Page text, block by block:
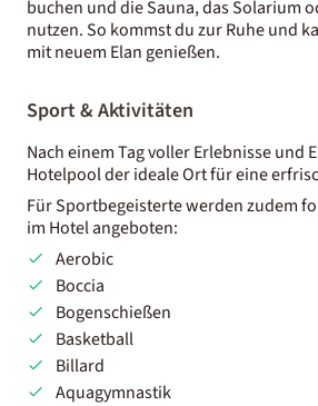
buchen und die Sauna, das Solarium
nutzen. So kommst du zur Ruhe und
mit neuem Elan genießen.
Sport & Aktivitäten
Nach einem Tag voller Erlebnisse und
Hotelpool der ideale Ort für eine
Für Sportbegeisterte werden zudem
im Hotel angeboten:
Aerobic
Boccia
Bogenschießen
Basketball
Billard
Aquagymnastik